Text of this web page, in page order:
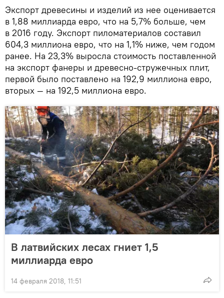
Экспорт древесины и изделий из нее оценивается
в 1,88 миллиарда евро, что на 5,7% больше, чем
в 2016 году. Экспорт пиломатериалов составил
604,3 миллиона евро, что на 1,1% ниже, чем годом
ранее. На 23,3% выросла стоимость поставленной
на экспорт фанеры и древесно-стружечных плит,
первой было поставлено на 192,9 миллиона евро,
вторых — на 192,5 миллиона евро.
В латвийских лесах гниет 1,5
миллиарда евро
14 февраля 2018, 11:51